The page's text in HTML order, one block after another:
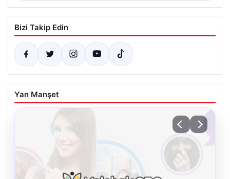
Bizi Takip Edin
Yan Manşet